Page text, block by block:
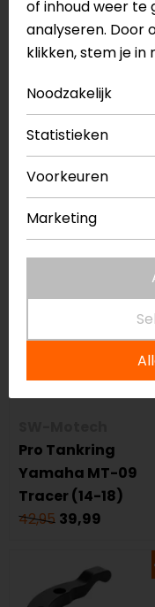
SW-Motech
Ion Tankring
BMW/Ducati/
20,95 14,99
Pro Tankring
Yamaha MT-09
Tracer (14-18)
42,95 39,99
of inhoud weer te
analyseren. Door
klikken, stem je in
Noodzakelijk
Statistieken
Voorkeuren
Marketing